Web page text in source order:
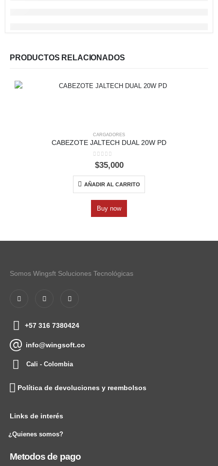
PRODUCTOS RELACIONADOS
CARGADORES
CABEZOTE JALTECH DUAL 20W PD
0out of 5
$35,000
AÑADIR AL CARRITO
Buy now
Somos Wingsft Soluciones Tecnológicas
+57 316 7380424
info@wingsoft.co
Cali - Colombia
Política de devoluciones y reembolsos
Links de interés
¿Quienes somos?
Metodos de pago